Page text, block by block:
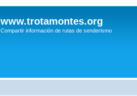
www.trotamontes.org
Compartir información de rutas de senderismo